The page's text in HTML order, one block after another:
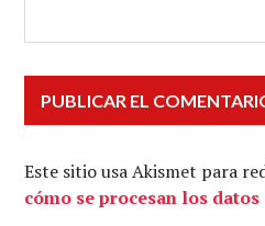
Este sitio usa Akismet para
cómo se procesan los